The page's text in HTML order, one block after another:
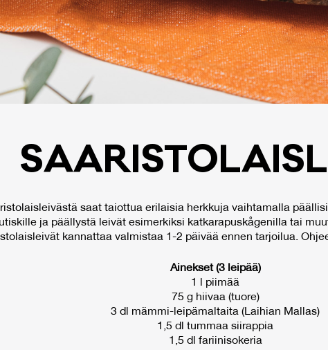
saat taiottua erilaisia herkkuja vaihtamalla
ja päällystä leivät esimerkiksi katkarapuskågenilla tai
kannattaa valmistaa 1-2 päivää ennen tarjoilua.
Ainekset (3 leipää)
1 l piimää
75 g hiivaa (tuore)
3 dl mämmi-leipämaltaita (Laihian Mallas)
1,5 dl tummaa siirappia
1,5 dl fariinisokeria